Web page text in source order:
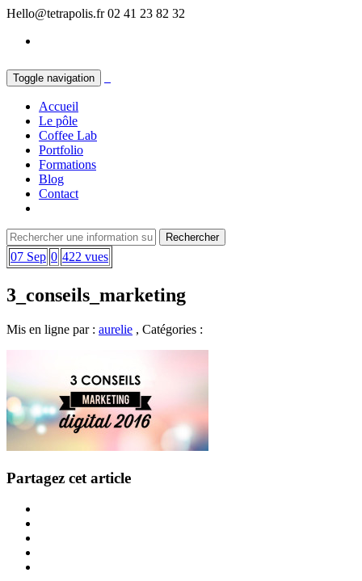
Hello@tetrapolis.fr 02 41 23 82 32
Toggle navigation
Accueil
Le pôle
Coffee Lab
Portfolio
Formations
Blog
Contact
07 Sep 0 422 vues
3_conseils_marketing
Mis en ligne par : aurelie , Catégories :
Partagez cet article